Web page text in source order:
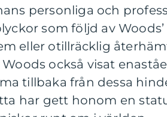
personliga och
som följd av
eller otillräcklig
också visat
tillbaka från dessa
har gett honom en